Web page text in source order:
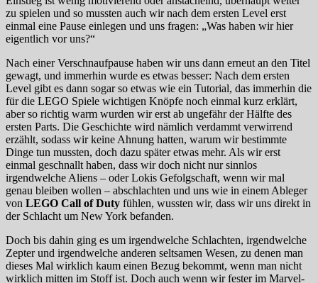
zu spielen und so mussten auch wir nach dem ersten Level erst
einmal eine Pause einlegen und uns fragen: „Was haben wir hier
eigentlich vor uns?“
Nach einer Verschnaufpause haben wir uns dann erneut an den Titel
gewagt, und immerhin wurde es etwas besser: Nach dem ersten
Level gibt es dann sogar so etwas wie ein Tutorial, das immerhin die
für die LEGO Spiele wichtigen Knöpfe noch einmal kurz erklärt,
aber so richtig warm wurden wir erst ab ungefähr der Hälfte des
ersten Parts. Die Geschichte wird nämlich verdammt verwirrend
erzählt, sodass wir keine Ahnung hatten, warum wir bestimmte
Dinge tun mussten, doch dazu später etwas mehr. Als wir erst
einmal geschnallt haben, dass wir doch nicht nur sinnlos
irgendwelche Aliens – oder Lokis Gefolgschaft, wenn wir mal
genau bleiben wollen – abschlachten und uns wie in einem Ableger
von LEGO Call of Duty fühlen, wussten wir, dass wir uns direkt in
der Schlacht um New York befanden.
Doch bis dahin ging es um irgendwelche Schlachten, irgendwelche
Zepter und irgendwelche anderen seltsamen Wesen, zu denen man
dieses Mal wirklich kaum einen Bezug bekommt, wenn man nicht
wirklich mitten im Stoff ist. Doch auch wenn wir fester im Marvel-